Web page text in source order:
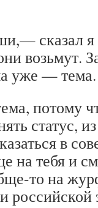
сказал
возьмут.
уже — тема.
потому
статус,
в
на тебя и
то на